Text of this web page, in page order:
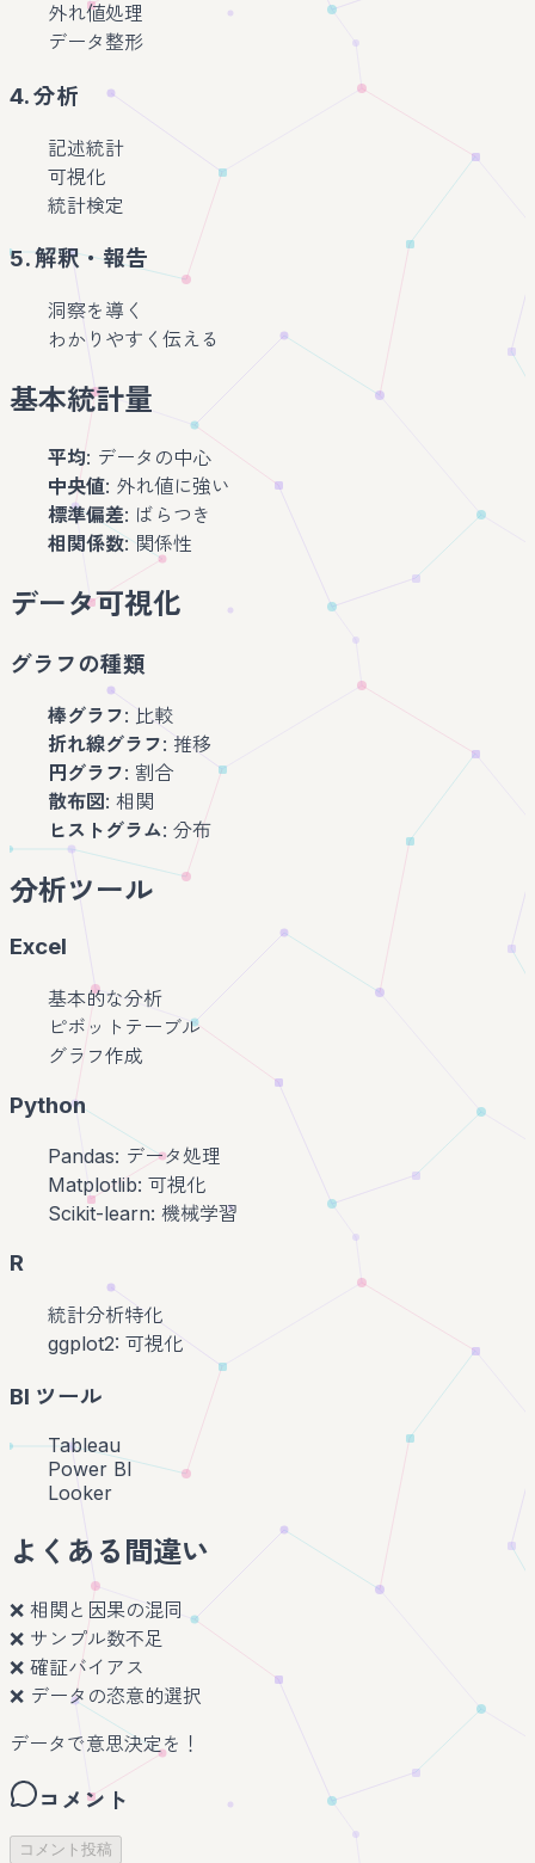
外れ値処理
データ整形
4. 分析
記述統計
可視化
統計検定
5. 解釈・報告
洞察を導く
わかりやすく伝える
基本統計量
平均: データの中心
中央値: 外れ値に強い
標準偏差: ばらつき
相関係数: 関係性
データ可視化
グラフの種類
棒グラフ: 比較
折れ線グラフ: 推移
円グラフ: 割合
散布図 : 相関
ヒストグラム: 分布
分析ツール
Excel
基本的な分析
ピボットテーブル
グラフ作成
Python
Pandas: データ処理
Matplotlib: 可視化
Scikit-learn: 機械学習
R
統計分析特化
ggplot2: 可視化
BI ツール
Tableau
Power BI
Looker
よくある間違い
❌ 相関と因果の混同
❌ サンプル数不足
❌ 確証バイアス
❌ データの恣意的選択
データで意思決定を！
コメント
コメント投稿